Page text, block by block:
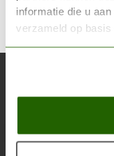
informatie die u
verzameld op basis
Blijf op de